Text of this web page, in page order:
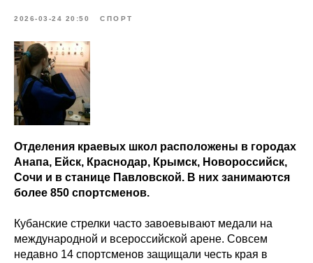
2026-03-24 20:50 СПОРТ
Отделения краевых школ расположены в городах
Анапа, Ейск, Краснодар, Крымск, Новороссийск,
Сочи и в станице Павловской. В них занимаются
более 850 спортсменов.
Кубанские стрелки часто завоевывают медали на
международной и всероссийской арене. Совсем
недавно 14 спортсменов защищали честь края в